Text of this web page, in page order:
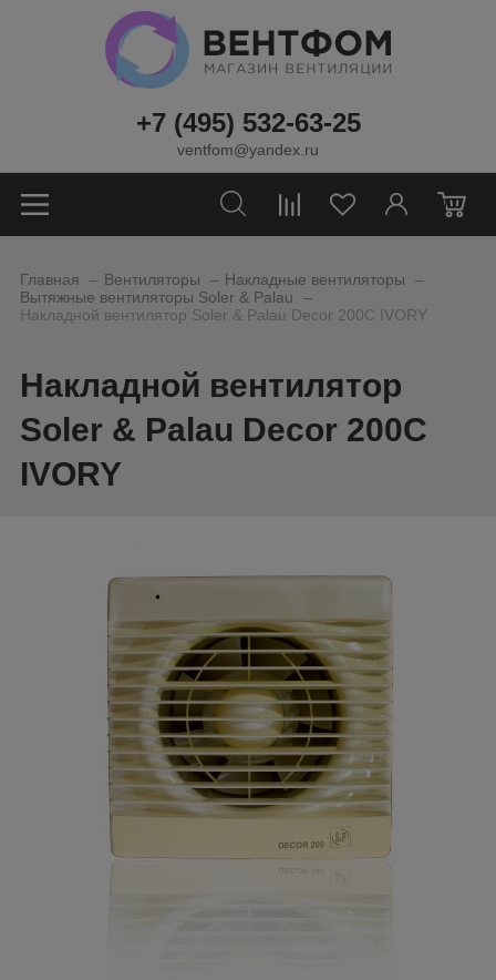
+7 (495) 532-63-25
ventfom@yandex.ru
0
Главная Вентиляторы Накладные вентиляторы
Вытяжные вентиляторы Soler & Palau _
Накладной вентилятор Soler & Palau Decor 200C IVORY
Накладной вентилятор
Soler & Palau Decor 200C
IVORY